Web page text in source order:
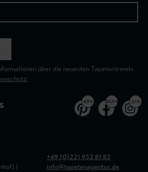
über die neuesten Tapetentrends.
4,9 k 32,5 k 3,1 k
|
+49 (0)221 932 81 82
info@tapetenagentur.de